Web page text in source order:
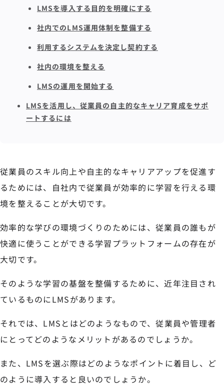
LMSを導入する目的を明確にする
社内でのLMS運用体制を整備する
利用するシステムを決定し契約する
社内の環境を整える
LMSの運用を開始する
LMSを活用し、従業員の自主的なキャリア育成をサポ
ートするには
従業員のスキル向上や自主的なキャリアアップを促進す
るためには、自社内で従業員が効率的に学習を行える環
境を整えることが大切です。
効率的な学びの環境づくりのためには、従業員の誰もが
快適に使うことができる学習プラットフォームの存在が
大切です。
そのような学習の基盤を整備するために、近年注目され
ているものにLMSがあります。
それでは、LMSとはどのようなもので、従業員や管理者
にとってどのようなメリットがあるのでしょうか。
また、LMSを選ぶ際はどのようなポイントに着目し、ど
のように導入すると良いのでしょうか。